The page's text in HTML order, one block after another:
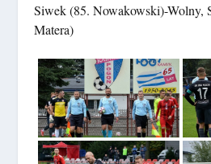
Siwek (85. Nowakowski)-Wolny,
Matera)